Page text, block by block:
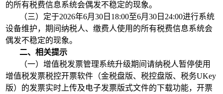
的所有税费信息系统会偶发不稳定的现象。
（三）定于2026年6月30日18:00至6月30日24:00进行系统
设备维护，期间纳税人、缴费人使用的所有税费信息系统会
偶发不稳定的现象。
二、相关提示
（一）增值税发票管理系统升级期间请纳税人暂停使用
增值税发票税控开票软件（金税盘版、税控盘版、税务UKey
版）的发票实时上传及电子发票版式文件的下载功能，开票